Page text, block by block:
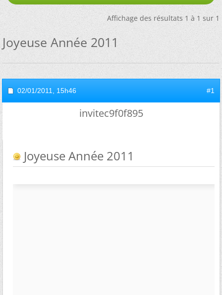
Affichage des résultats 1 à 1 sur 1
Joyeuse Année 2011
02/01/2011, 15h46 #1
invitec9f0f895
Joyeuse Année 2011